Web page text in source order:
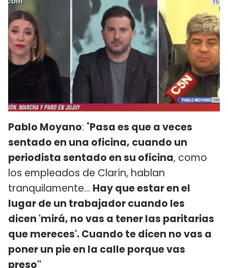
Pablo Moyano: "Pasa es que a veces
sentado en una oficina, cuando un
periodista sentado en su oficina, como
los empleados de Clarín, hablan
tranquilamente... Hay que estar en el
lugar de un trabajador cuando les
dicen 'mirá, no vas a tener las paritarias
que mereces'. Cuando te dicen no vas a
poner un pie en la calle porque vas
preso"